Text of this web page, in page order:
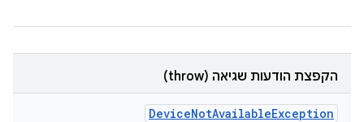
הקפצת הודעות שגיאה (throw)
DeviceNotAvailableException